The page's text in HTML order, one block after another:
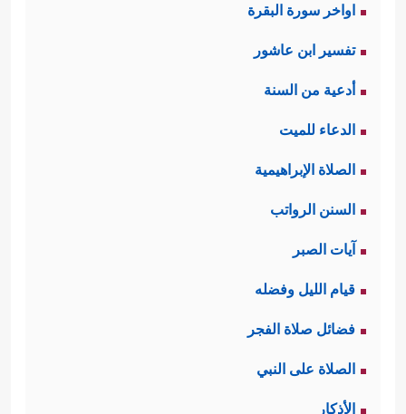
اواخر سورة البقرة
تفسير ابن عاشور
أدعية من السنة
الدعاء للميت
الصلاة الإبراهيمية
السنن الرواتب
آيات الصبر
قيام الليل وفضله
فضائل صلاة الفجر
الصلاة على النبي
الأذكار